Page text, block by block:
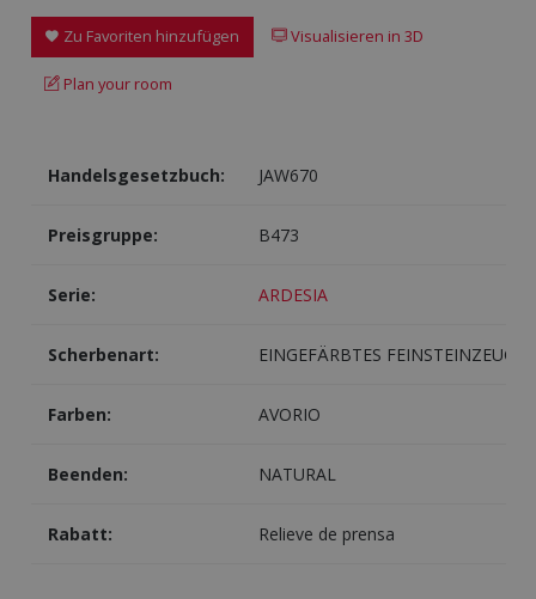
Zu Favoriten hinzufügen Visualisieren in 3D
Plan your room
Handelsgesetzbuch: JAW670
Preisgruppe: B473
Serie: ARDESIA
Scherbenart: EINGEFÄRBTES FEINSTEINZEUG
Farben: AVORIO
Beenden: NATURAL
Rabatt: Relieve de prensa